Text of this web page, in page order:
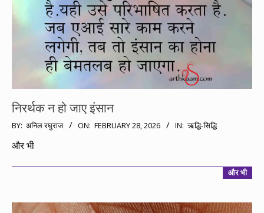
निरर्थक न हो जाए इंसान
2026-
02-
BY: अनिल रघुराज ON: FEBRUARY 28, 2026 IN: ऋद्धि-सिद्धि
और भी
और भी